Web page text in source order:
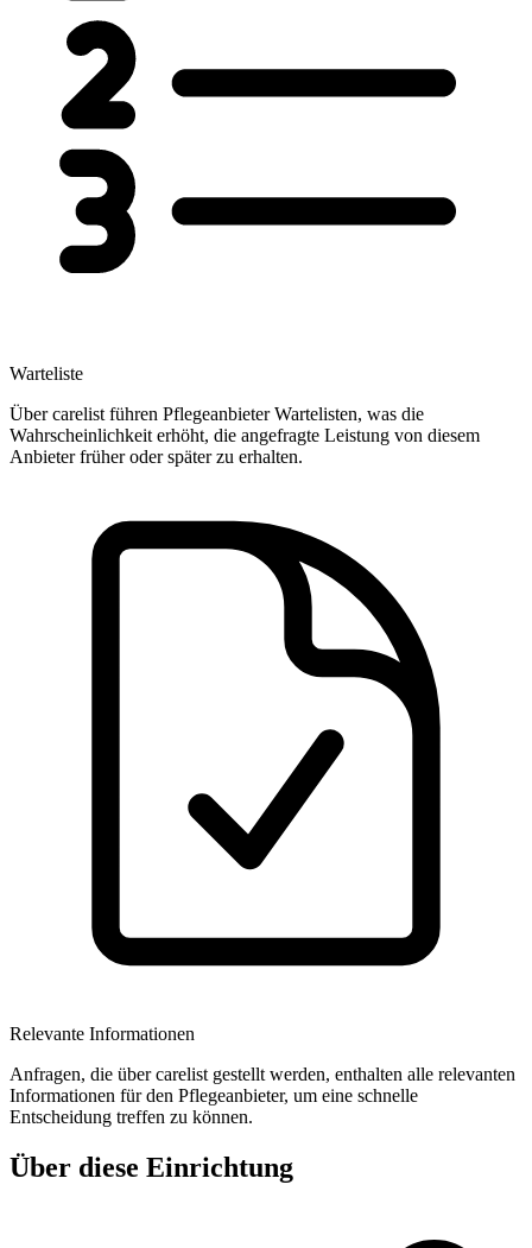
Warteliste
Über carelist führen Pflegeanbieter Wartelisten, was die
Wahrscheinlichkeit erhöht, die angefragte Leistung von diesem
Anbieter früher oder später zu erhalten.
Relevante Informationen
Anfragen, die über carelist gestellt werden, enthalten alle relevanten
Informationen für den Pflegeanbieter, um eine schnelle
Entscheidung treffen zu können.
Über diese Einrichtung